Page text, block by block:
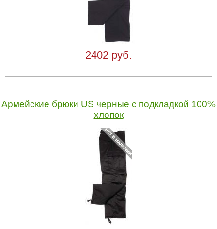
2402 руб.
Армейские брюки US черные с подкладкой 100%
хлопок